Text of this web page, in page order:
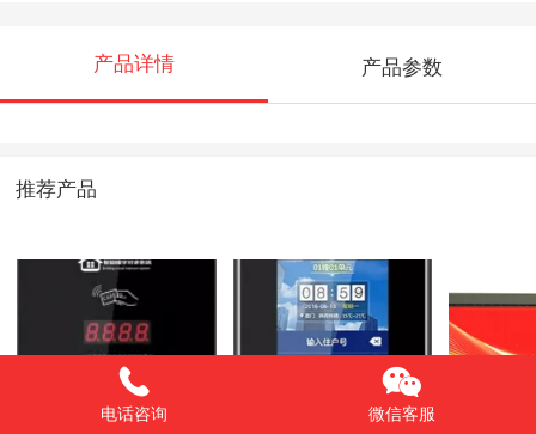
产品详情 产品参数
推荐产品
A3-数码管效果图
S8主机-7寸X9双目
电话咨询 微信客服